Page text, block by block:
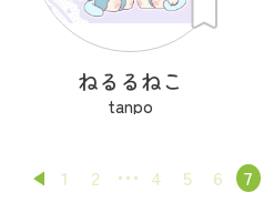
ねるるねこ
tanpo
1 2 4 5 6 7